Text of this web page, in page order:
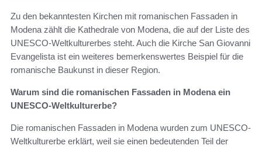
Zu den bekanntesten Kirchen mit romanischen Fassaden in
Modena zählt die Kathedrale von Modena, die auf der Liste des
UNESCO-Weltkulturerbes steht. Auch die Kirche San Giovanni
Evangelista ist ein weiteres bemerkenswertes Beispiel für die
romanische Baukunst in dieser Region.
Warum sind die romanischen Fassaden in Modena ein
UNESCO-Weltkulturerbe?
Die romanischen Fassaden in Modena wurden zum UNESCO-
Weltkulturerbe erklärt, weil sie einen bedeutenden Teil der